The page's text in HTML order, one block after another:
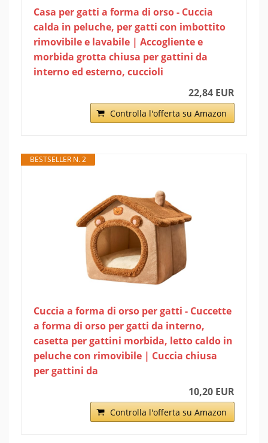
Casa per gatti a forma di orso - Cuccia
calda in peluche, per gatti con imbottito
rimovibile e lavabile | Accogliente e
morbida grotta chiusa per gattini da
interno ed esterno, cuccioli
22,84 EUR
Controlla l'offerta su Amazon
BESTSELLER N. 2
Cuccia a forma di orso per gatti - Cuccette
a forma di orso per gatti da interno,
casetta per gattini morbida, letto caldo in
peluche con rimovibile | Cuccia chiusa
per gattini da
10,20 EUR
Controlla l'offerta su Amazon